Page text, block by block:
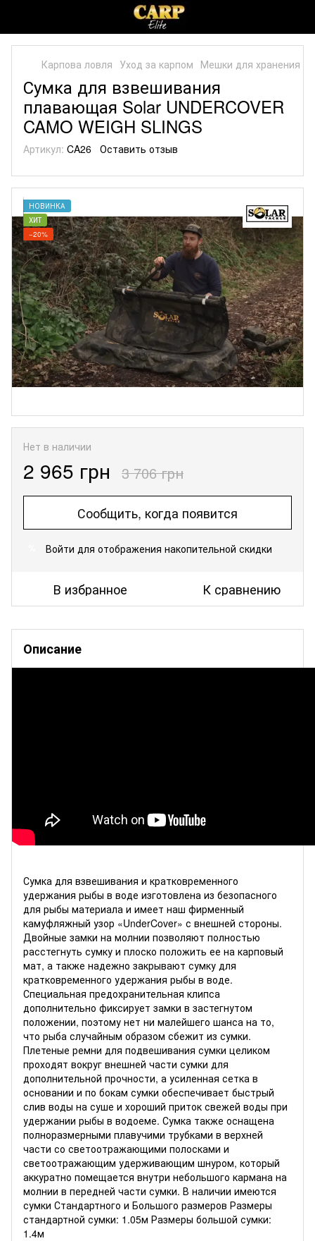
Карпова ловля Уход за карпом Мешки для хранения
Сумка для взвешивания
плавающая Solar UNDERCOVER
CAMO WEIGH SLINGS
Артикул: CA26 Оставить отзыв
НОВИНКА
ХИТ
−20%
Нет в наличии
2 965 грн 3 706 грн
Сообщить, когда появится
Войти для отображения накопительной скидки
В избранное К сравнению
Описание
Сумка для взвешивания и кратковременного
удержания рыбы в воде изготовлена из безопасного
для рыбы материала и имеет наш фирменный
камуфляжный узор «UnderCover» с внешней стороны.
Двойные замки на молнии позволяют полностью
расстегнуть сумку и плоско положить ее на карповый
мат, а также надежно закрывают сумку для
кратковременного удержания рыбы в воде.
Специальная предохранительная клипса
дополнительно фиксирует замки в застегнутом
положении, поэтому нет ни малейшего шанса на то,
что рыба случайным образом сбежит из сумки.
Плетеные ремни для подвешивания сумки целиком
проходят вокруг внешней части сумки для
дополнительной прочности, а усиленная сетка в
основании и по бокам сумки обеспечивает быстрый
слив воды на суше и хороший приток свежей воды при
удержании рыбы в водоеме. Сумка также оснащена
полноразмерными плавучими трубками в верхней
части со светоотражающими полосками и
светоотражающим удерживающим шнуром, который
аккуратно помещается внутри небольшого кармана на
молнии в передней части сумки. В наличии имеются
сумки Стандартного и Большого размеров Размеры
стандартной сумки: 1.05м Размеры большой сумки:
1.4м